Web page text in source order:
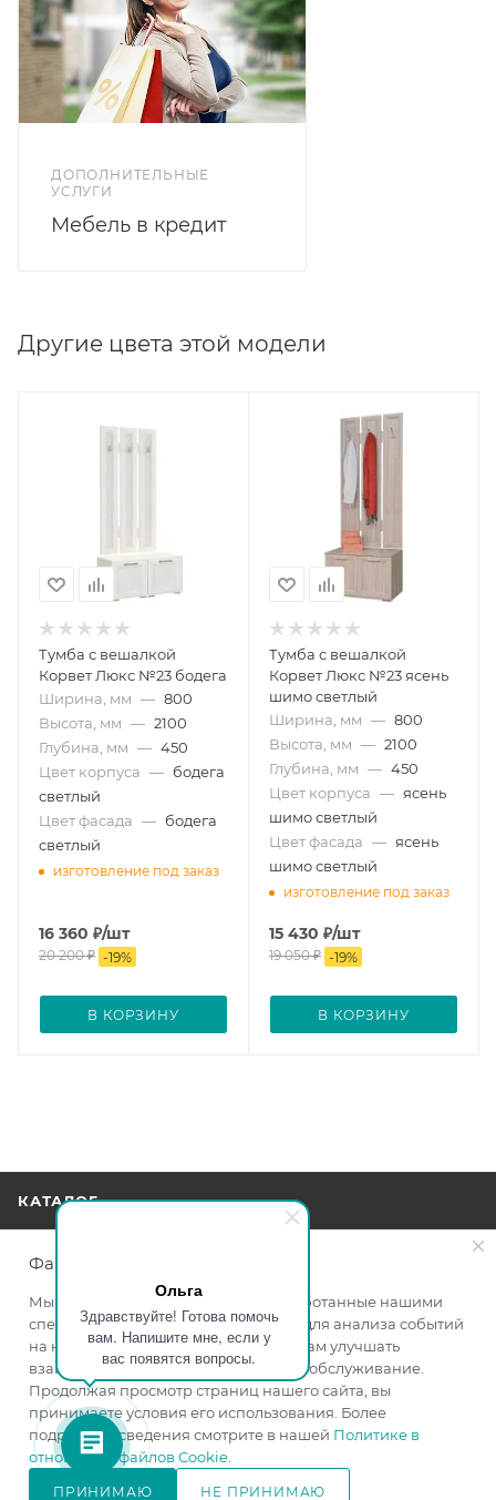
Ольга
Здравствуйте! Готова помочь
вам. Напишите мне, если у
вас появятся вопросы.
крепятся к стене.
ДОПОЛНИТЕЛЬНЫЕ
УСЛУГИ
Мебель в кредит
Другие цвета этой модели
Тумба с вешалкой
Корвет Люкс №23 бодега
Ширина, мм — 800
Высота, мм — 2100
Глубина, мм — 450
Цвет корпуса — бодега
светлый
Цвет фасада — бодега
светлый
изготовление под заказ
16 360 ₽/шт
20 200₽ -19%
В КОРЗИНУ
Тумба с вешалкой
Корвет Люкс №23 ясень
шимо светлый
Ширина, мм — 800
Высота, мм — 2100
Глубина, мм — 450
Цвет корпуса — ясень
шимо светлый
Цвет фасада — ясень
шимо светлый
изготовление под заказ
15 430 ₽/шт
19 050₽ -19%
В КОРЗИНУ
КАТАЛОГ
АКЦИИ
УСЛУГИ
БРЕНДЫ
КОМПАНИЯ
ИНФОРМАЦИЯ
Файлы cookie
Мы используем файлы cookie, разработанные нашими
специалистами и третьими лицами, для анализа событий
на нашем веб-сайте, что позволяет нам улучшать
взаимодействие с пользователями и обслуживание.
Продолжая просмотр страниц нашего сайта, вы
принимаете условия его использования. Более
подробные сведения смотрите в нашей Политике в
отношении файлов Cookie
ПРИНИМАЮ НЕ ПРИНИМАЮ